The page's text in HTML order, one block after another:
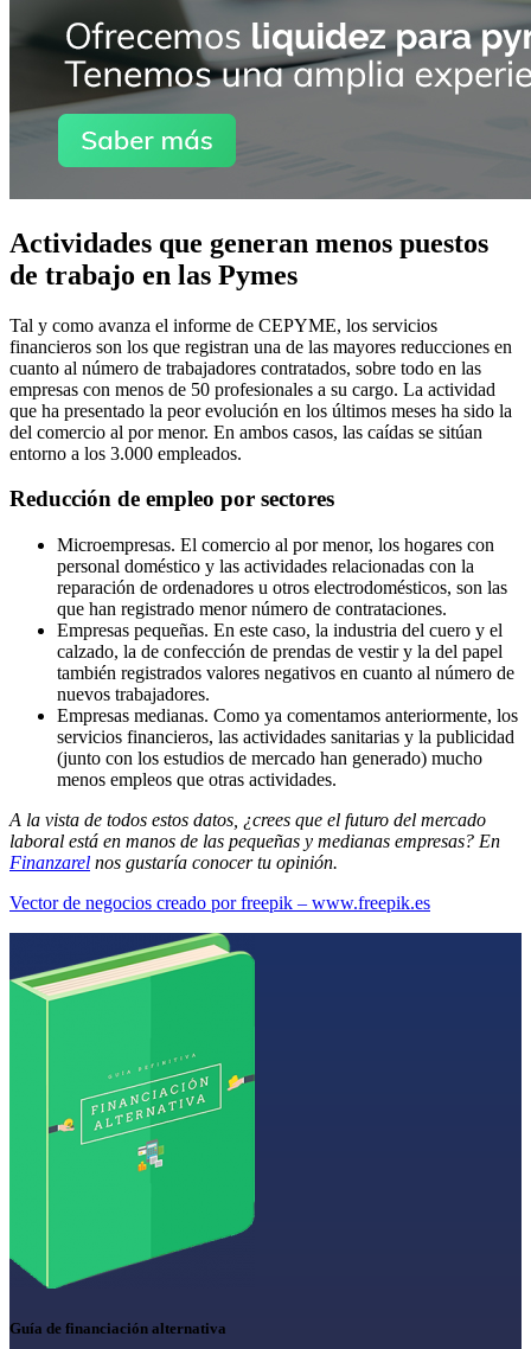
Actividades que generan menos puestos
de trabajo en las Pymes
Tal y como avanza el informe de CEPYME, los servicios
financieros son los que registran una de las mayores reducciones en
cuanto al número de trabajadores contratados, sobre todo en las
empresas con menos de 50 profesionales a su cargo. La actividad
que ha presentado la peor evolución en los últimos meses ha sido la
del comercio al por menor. En ambos casos, las caídas se sitúan
entorno a los 3.000 empleados.
Reducción de empleo por sectores
Microempresas. El comercio al por menor, los hogares con
personal doméstico y las actividades relacionadas con la
reparación de ordenadores u otros electrodomésticos, son las
que han registrado menor número de contrataciones.
Empresas pequeñas. En este caso, la industria del cuero y el
calzado, la de confección de prendas de vestir y la del papel
también registrados valores negativos en cuanto al número de
nuevos trabajadores.
Empresas medianas. Como ya comentamos anteriormente, los
servicios financieros, las actividades sanitarias y la publicidad
(junto con los estudios de mercado han generado) mucho
menos empleos que otras actividades.
A la vista de todos estos datos, ¿crees que el futuro del mercado
laboral está en manos de las pequeñas y medianas empresas? En
Finanzarel nos gustaría conocer tu opinión.
Vector de negocios creado por freepik – www.freepik.es
Guía de financiación alternativa